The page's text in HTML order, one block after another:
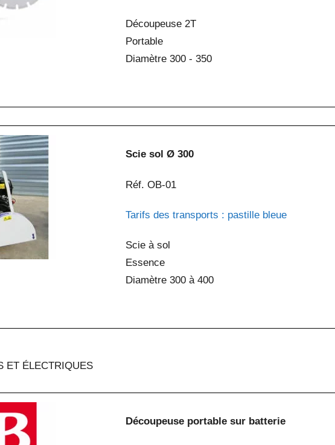
Découpeuse 2T
Portable
Diamètre 300 - 350
Scie sol Ø 300
Réf. OB-01
Tarifs des transports : pastille bleue
Scie à sol
Essence
Diamètre 300 à 400
ET ÉLECTRIQUES
Découpeuse portable sur batterie